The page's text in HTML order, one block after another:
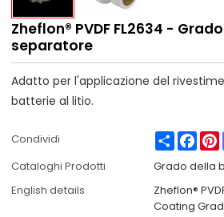
Zheflon® PVDF FL2634 -
separatore
Adatto per l'applicazione del
batterie al litio.
Condividi Share
Cataloghi Prodotti
Grado della
English details
Zheflon®
Coating